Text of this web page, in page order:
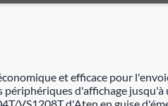
et efficace pour
d'affichage jusqu'à